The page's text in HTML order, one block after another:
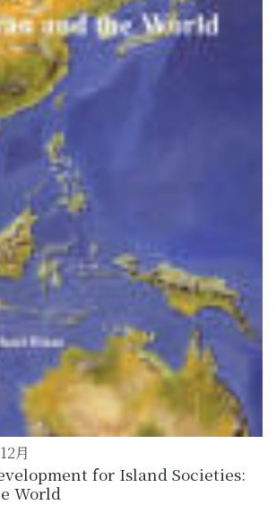
月
for Island Societies:
World